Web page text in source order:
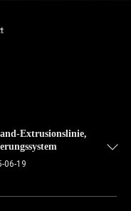
Extrusionslinie,
06-19